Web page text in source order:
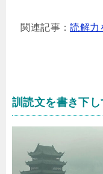
関連記事：読解力
訓読文を書き下し